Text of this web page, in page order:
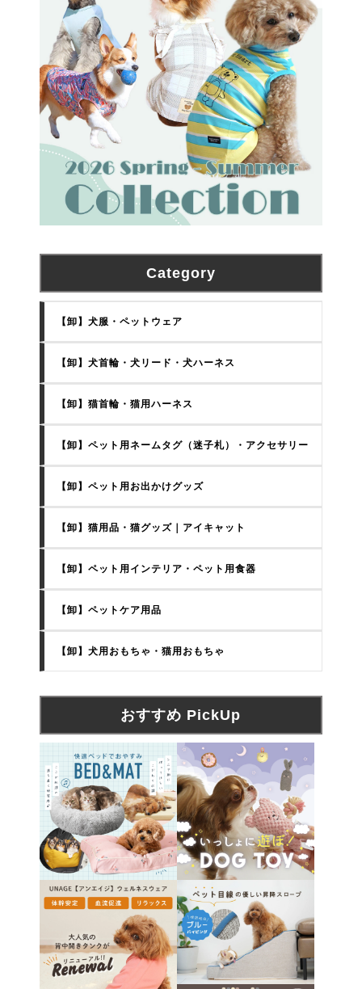
Category
【卸】犬服・ペットウェア
【卸】犬首輪・犬リード・犬ハーネス
【卸】猫首輪・猫用ハーネス
【卸】ペット用ネームタグ（迷子札）・アクセサリー
【卸】ペット用お出かけグッズ
【卸】猫用品・猫グッズ｜アイキャット
【卸】ペット用インテリア・ペット用食器
【卸】ペットケア用品
【卸】犬用おもちゃ・猫用おもちゃ
おすすめ PickUp